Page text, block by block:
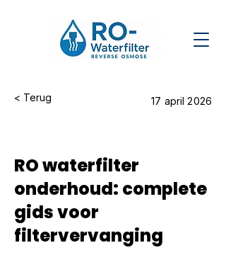
< Terug 17 april 2026
RO waterfilter
onderhoud: complete
gids voor
filtervervanging